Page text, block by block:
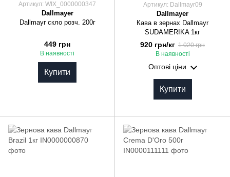
Артикул: WIX_0000000347
Dallmayer
Dallmayr скло розч. 200г
449 грн
В наявності
Купити
Артикул: Dallmayr09
Dallmayer
Кава в зернах Dallmayr
SUDAMERIKA 1кг
920 грн/кг 1 020 грн
В наявності
Оптові ціни
Купити